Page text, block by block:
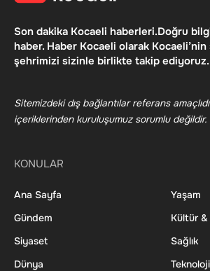
Son dakika Kocaeli haberleri.Doğru
haber. Haber Kocaeli olarak
şehrimizi sizinle birlikte takip ediyoruz.
Sitemizdeki dış bağlantılar referans
içeriklerinden kuruluşumuz sorumlu değildir.
KONULAR
Ana Sayfa
Gündem
Siyaset
Dünya
Yaşam
Kültür
Sağlık
Teknoloji